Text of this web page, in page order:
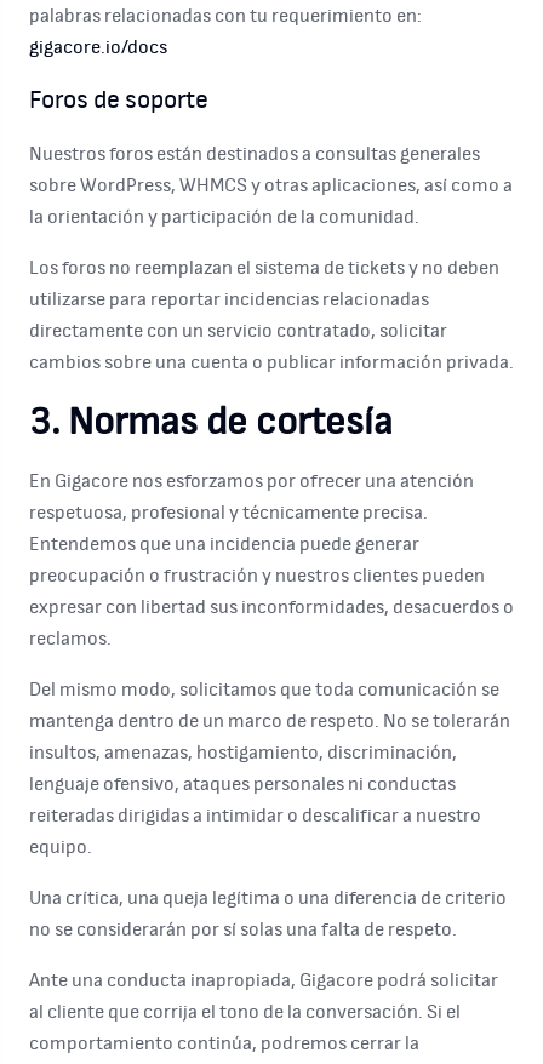
palabras relacionadas con tu requerimiento en:
gigacore.io/docs
Foros de soporte
Nuestros foros están destinados a consultas generales
sobre WordPress, WHMCS y otras aplicaciones, así como a
la orientación y participación de la comunidad.
Los foros no reemplazan el sistema de tickets y no deben
utilizarse para reportar incidencias relacionadas
directamente con un servicio contratado, solicitar
cambios sobre una cuenta o publicar información privada.
3. Normas de cortesía
En Gigacore nos esforzamos por ofrecer una atención
respetuosa, profesional y técnicamente precisa.
Entendemos que una incidencia puede generar
preocupación o frustración y nuestros clientes pueden
expresar con libertad sus inconformidades, desacuerdos o
reclamos.
Del mismo modo, solicitamos que toda comunicación se
mantenga dentro de un marco de respeto. No se tolerarán
insultos, amenazas, hostigamiento, discriminación,
lenguaje ofensivo, ataques personales ni conductas
reiteradas dirigidas a intimidar o descalificar a nuestro
equipo.
Una crítica, una queja legítima o una diferencia de criterio
no se considerarán por sí solas una falta de respeto.
Ante una conducta inapropiada, Gigacore podrá solicitar
al cliente que corrija el tono de la conversación. Si el
comportamiento continúa, podremos cerrar la